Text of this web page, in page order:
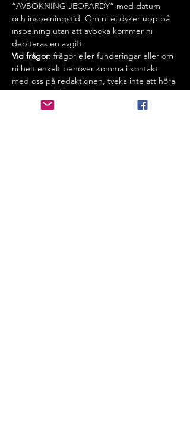
”AVBOKNING JEOPARDY” med datum
och inspelningstid. Om ni ej dyker upp på
inspelning utan att avboka kommer ni
debiteras en avgift.
Vid frågor: frågor eller funderingar eller om
ni helt enkelt behöver komma i kontakt
med oss på redaktionen, tveka inte att höra
av er på publik@inspelningar.se .
Vi behandlar dina personuppgifter i